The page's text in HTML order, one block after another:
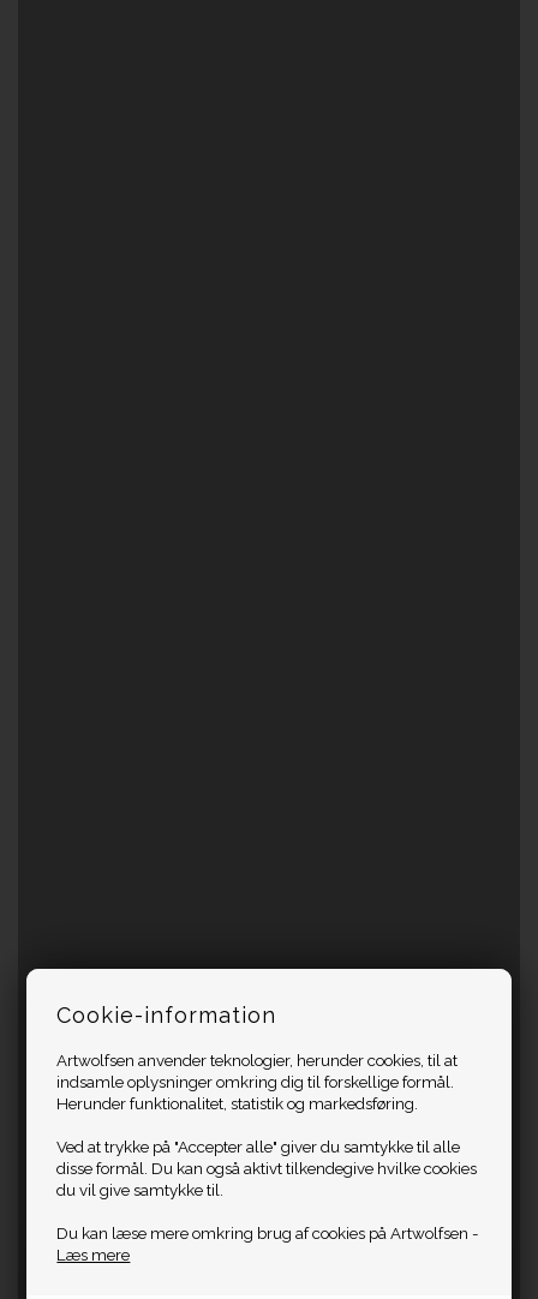
Cookie-information
Artwolfsen anvender teknologier, herunder cookies, til at
indsamle oplysninger omkring dig til forskellige formål.
Herunder funktionalitet, statistik og markedsføring.
Ved at trykke på "Accepter alle" giver du samtykke til alle
disse formål. Du kan også aktivt tilkendegive hvilke cookies
du vil give samtykke til.
Du kan læse mere omkring brug af cookies på Artwolfsen -
Læs mere